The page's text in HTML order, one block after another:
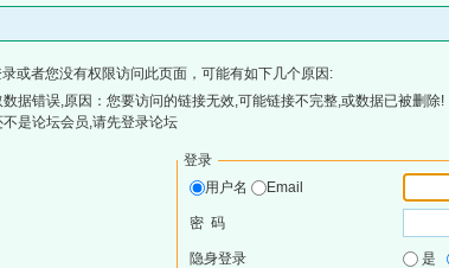
或者您没有权限访问此页面，可能有如下几个原因:
数据错误,原因：您要访问的链接无效,可能链接不完整,或数据已被删除!
不是论坛会员,请先登录论坛
登录
用户名
Email
密 码
隐身登录 是